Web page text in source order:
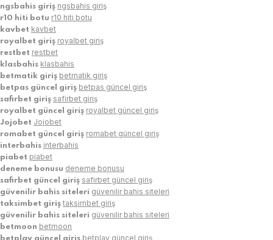
ngsbahis giriş ngsbahis giriş
r10 hiti botu r10 hiti botu
kavbet kavbet
royalbet giriş royalbet giriş
restbet restbet
klasbahis klasbahis
betmatik giriş betmatik giriş
betpas güncel giriş betpas güncel giriş
safirbet giriş safirbet giriş
royalbet güncel giriş royalbet güncel giriş
Jojobet Jojobet
romabet güncel giriş romabet güncel giriş
interbahis interbahis
piabet piabet
deneme bonusu deneme bonusu
safirbet güncel giriş safirbet güncel giriş
güvenilir bahis siteleri güvenilir bahis siteleri
taksimbet giriş taksimbet giriş
güvenilir bahis siteleri güvenilir bahis siteleri
betmoon betmoon
betplay güncel giriş betplay güncel giriş